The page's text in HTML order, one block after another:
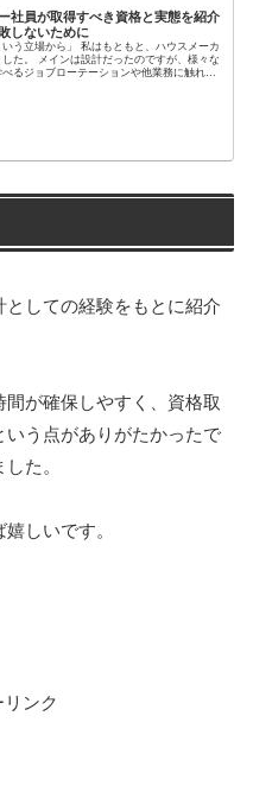
社員が取得すべき資格と実態を紹介
しないために
う立場から」 私はもともと、ハウスメーカ
た。 メインは設計だったのですが、様々な
るジョブローテーションや他業務に触れる
しての経験をもとに紹介
が確保しやすく、資格取
う点がありがたかったで
た。
しいです。
リンク